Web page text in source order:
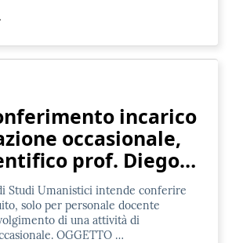
incarico
occasionale,
prof. Diego…
Studi Umanistici intende conferire
solo per personale docente
di una attività di
OGGETTO …